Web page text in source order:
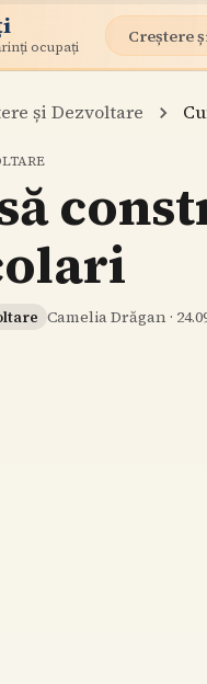
ocupați Creștere
și Dezvoltare
Camelia Drăgan ·